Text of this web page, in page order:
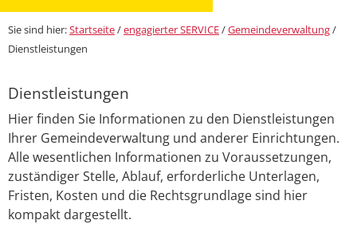
Sie sind hier:Startseite/engagierter SERVICE/Gemeindeverwaltung/
Dienstleistungen
Dienstleistungen
Hier finden Sie Informationen zu den Dienstleistungen
Ihrer Gemeindeverwaltung und anderer Einrichtungen.
Alle wesentlichen Informationen zu Voraussetzungen,
zuständiger Stelle, Ablauf, erforderliche Unterlagen,
Fristen, Kosten und die Rechtsgrundlage sind hier
kompakt dargestellt.